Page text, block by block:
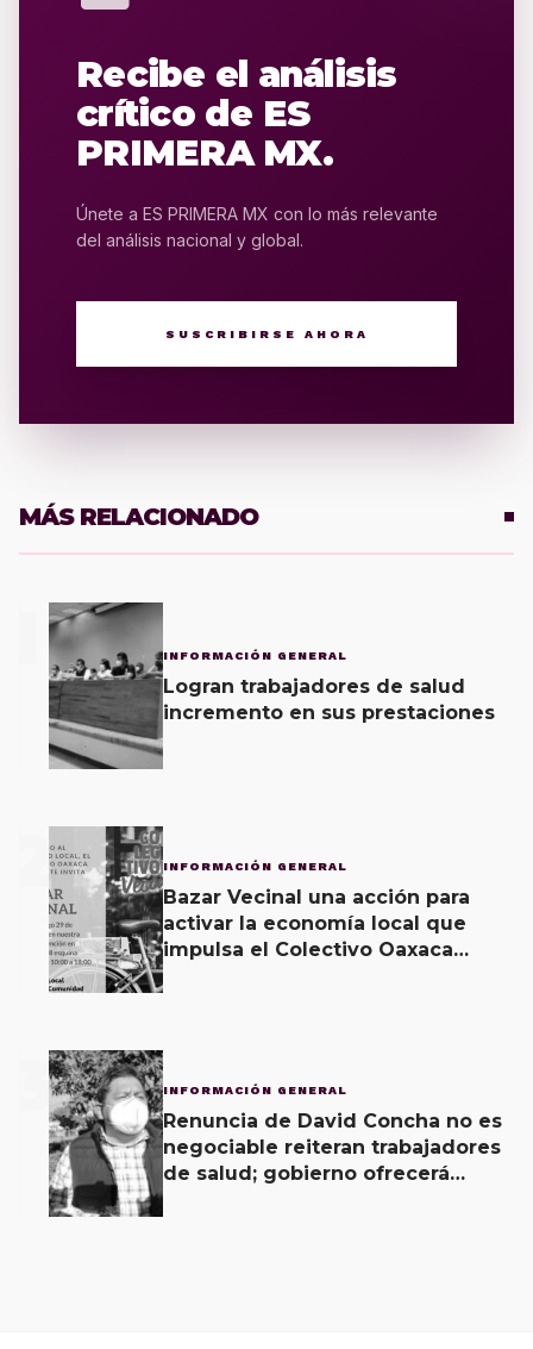
Recibe el análisis
crítico de ES
PRIMERA MX.
Únete a ES PRIMERA MX con lo más relevante
del análisis nacional y global.
SUSCRIBIRSE AHORA
MÁS RELACIONADO
INFORMACIÓN GENERAL
Logran trabajadores de salud
incremento en sus prestaciones
2 INFORMACIÓN GENERAL
Bazar Vecinal una acción para
activar la economía local que
impulsa el Colectivo Oaxaca
3 INFORMACIÓN GENERAL
Renuncia de David Concha no es
negociable reiteran trabajadores
de salud; gobierno ofrecerá